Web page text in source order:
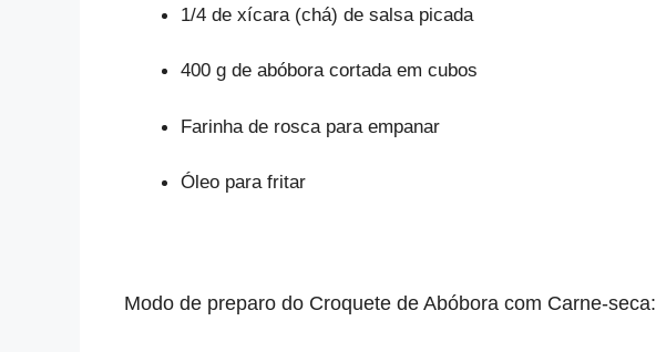
1/4 de xícara (chá) de salsa picada
400 g de abóbora cortada em cubos
Farinha de rosca para empanar
Óleo para fritar
Modo de preparo do Croquete de Abóbora com Carne-seca: